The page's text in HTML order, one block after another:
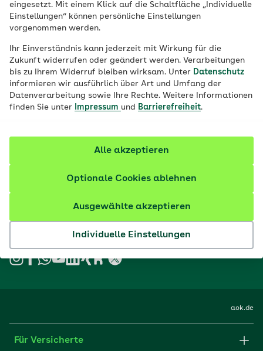
eingesetzt. Mit einem Klick auf die Schaltfläche „Individuelle
Einstellungen“ können persönliche Einstellungen
vorgenommen werden.
Ihr Einverständnis kann jederzeit mit Wirkung für die
Zukunft widerrufen oder geändert werden. Verarbeitungen
bis zu Ihrem Widerruf bleiben wirksam. Unter Datenschutz
informieren wir ausführlich über Art und Umfang der
Datenverarbeitung sowie Ihre Rechte. Weitere Informationen
finden Sie unter
Impressum und Barrierefreiheit.
Individuelle Einstellungen
Ausgewählte akzeptieren
Optionale Cookies ablehnen
Alle akzeptieren
Service-Telefon
0231 4193-0
Unsere Beratung steht Ihnen 24 Stunden täglich und 365
Weitere Rufnummern anzeigen
Persönlicher Kontakt vor Ort
Online-ServiceCenter „Meine AOK“
Besuchen Sie uns auf unseren sozialen Netzwerken:
aok.de
Für Versicherte